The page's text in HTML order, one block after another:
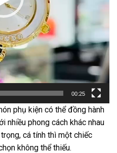
00:25
phụ kiện có thể đồng hành
nhiều phong cách khác nhau
cá tính thì một chiếc
không thể thiếu.